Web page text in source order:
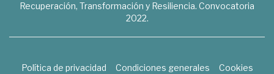
Recuperación, Transformación y Resiliencia. Convocatoria
2022.
Política de privacidad Condiciones generales
Cookies